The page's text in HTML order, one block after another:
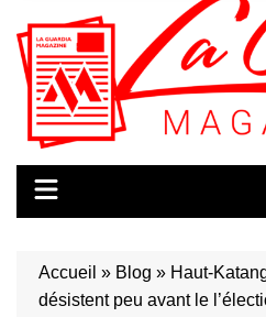
Accueil » Blog » Haut-
désistent peu avant le